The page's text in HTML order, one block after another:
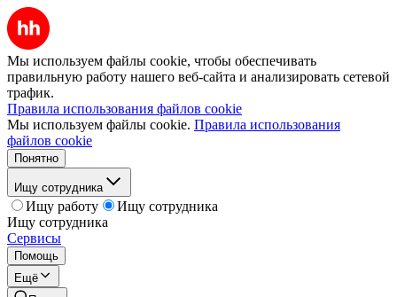
Мы используем файлы cookie, чтобы обеспечивать
правильную работу нашего веб-сайта и анализировать сетевой
трафик.
Правила использования файлов cookie
Мы используем файлы cookie. Правила использования
файлов cookie
Понятно
Ищу сотрудника
Ищу работу
Ищу сотрудника
Ищу сотрудника
Сервисы
Помощь
Ещё